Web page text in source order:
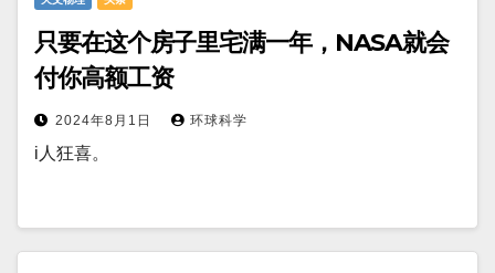
只要在这个房子里宅满一年，NASA就会
付你高额工资
2024年8月1日 环球科学
i人狂喜。